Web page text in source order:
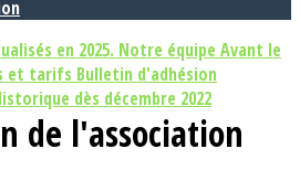
en 2025. Notre équipe Avant le
et tarifs Bulletin d'adhésion
dès décembre 2022
de l'association